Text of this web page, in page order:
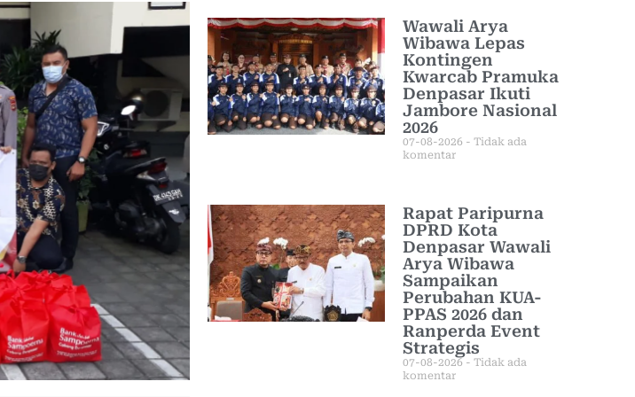
Wawali Arya
Wibawa Lepas
Kontingen
Kwarcab Pramuka
Denpasar Ikuti
Jambore Nasional
2026
07-08-2026
Tidak ada
komentar
Rapat Paripurna
DPRD Kota
Denpasar Wawali
Arya Wibawa
Sampaikan
Perubahan KUA-
PPAS 2026 dan
Ranperda Event
Strategis
07-08-2026
Tidak ada
komentar